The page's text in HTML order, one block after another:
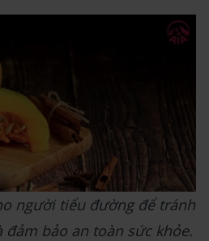
người tiểu đường để tránh
đảm bảo an toàn sức khỏe.